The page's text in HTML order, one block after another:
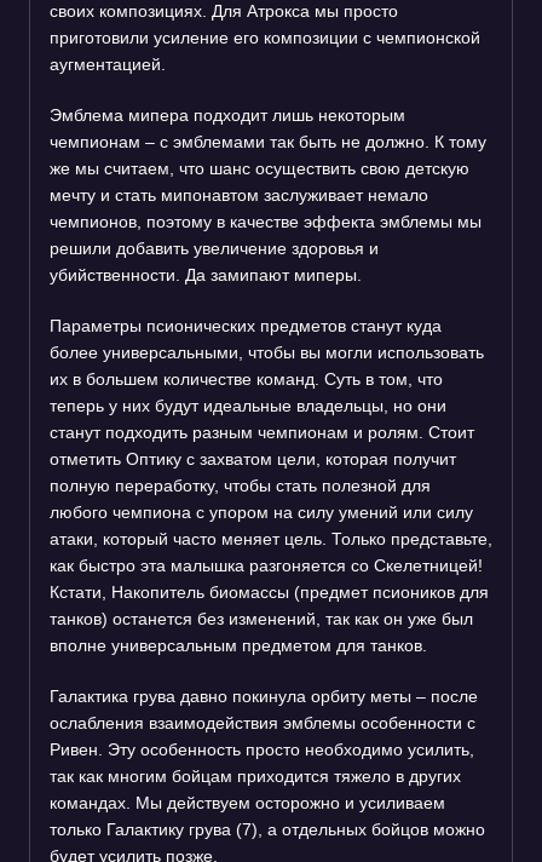
своих композициях. Для Атрокса мы просто
приготовили усиление его композиции с чемпионской
аугментацией.
Эмблема мипера подходит лишь некоторым
чемпионам – с эмблемами так быть не должно. К тому
же мы считаем, что шанс осуществить свою детскую
мечту и стать мипонавтом заслуживает немало
чемпионов, поэтому в качестве эффекта эмблемы мы
решили добавить увеличение здоровья и
убийственности. Да замипают миперы.
Параметры псионических предметов станут куда
более универсальными, чтобы вы могли использовать
их в большем количестве команд. Суть в том, что
теперь у них будут идеальные владельцы, но они
станут подходить разным чемпионам и ролям. Стоит
отметить Оптику с захватом цели, которая получит
полную переработку, чтобы стать полезной для
любого чемпиона с упором на силу умений или силу
атаки, который часто меняет цель. Только представьте,
как быстро эта малышка разгоняется со Скелетницей!
Кстати, Накопитель биомассы (предмет псиоников для
танков) останется без изменений, так как он уже был
вполне универсальным предметом для танков.
Галактика грува давно покинула орбиту меты – после
ослабления взаимодействия эмблемы особенности с
Ривен. Эту особенность просто необходимо усилить,
так как многим бойцам приходится тяжело в других
командах. Мы действуем осторожно и усиливаем
только Галактику грува (7), а отдельных бойцов можно
будет усилить позже.